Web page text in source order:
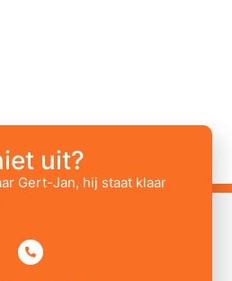
uit?
Gert-Jan, hij staat klaar